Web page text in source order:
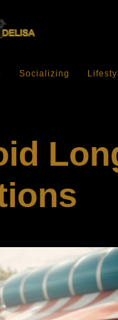
Socializing